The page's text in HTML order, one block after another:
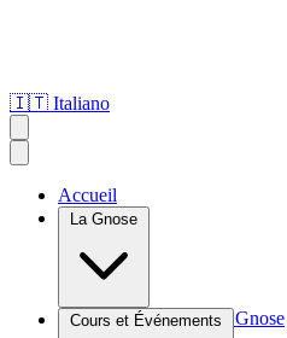
🇮🇹 Italiano
Accueil
La Gnose
Introduction à la Gnose
Cours et Événements